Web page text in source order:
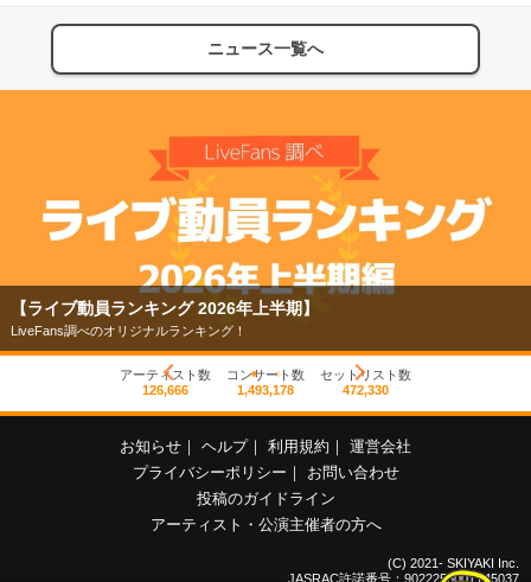
ニュース一覧へ
【ライブ動員ランキング 2026年上半期】
LiveFans調べのオリジナルランキング！
アーティスト数
126,666
コンサート数
1,493,178
セットリスト数
472,330
お知らせ ヘルプ 利用規約
運営会社
プライバシーポリシー
お問い合わせ
投稿のガイドライン
アーティスト・公演主催者の方へ
(C) 2021- SKIYAKI Inc.
JASRAC許諾番号：9022255001Y45037